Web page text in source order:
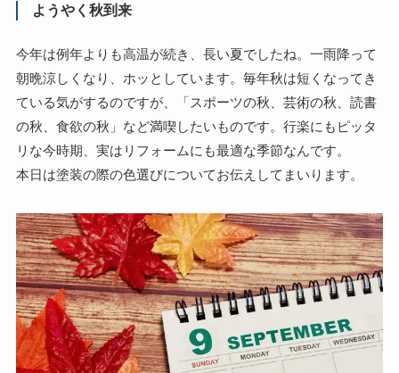
ようやく秋到来
今年は例年よりも高温が続き、長い夏でしたね。一雨降って
朝晩涼しくなり、ホッとしています。毎年秋は短くなってき
ている気がするのですが、「スポーツの秋、芸術の秋、読書
の秋、食欲の秋」など満喫したいものです。行楽にもピッタ
リな今時期、実はリフォームにも最適な季節なんです。
本日は塗装の際の色選びについてお伝えしてまいります。